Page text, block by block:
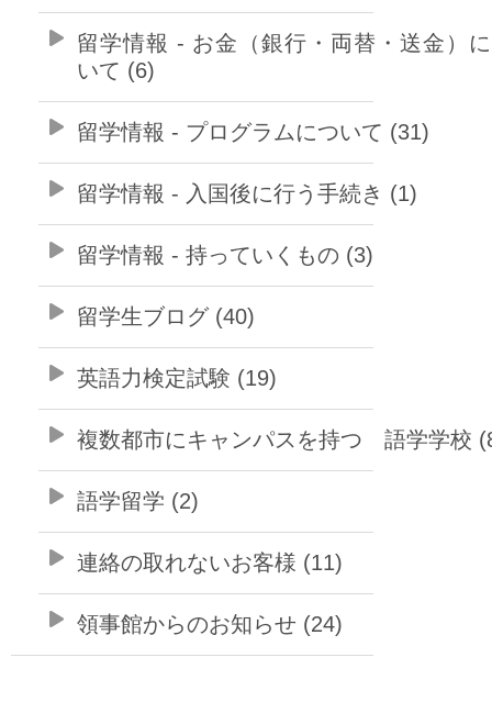
留学情報 - お金（銀行・両替・送金）
いて (6)
留学情報 - プログラムについて (31)
留学情報 - 入国後に行う手続き (1)
留学情報 - 持っていくもの (3)
留学生ブログ (40)
英語力検定試験 (19)
複数都市にキャンパスを持つ 語学学校
語学留学 (2)
連絡の取れないお客様 (11)
領事館からのお知らせ (24)